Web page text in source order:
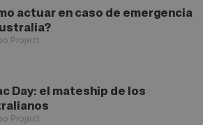
actuar en caso de emergencia
Project
Day: el mateship de los
Project